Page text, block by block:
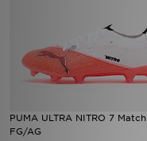
PUMA ULTRA NITRO 7 Match
FG/AG